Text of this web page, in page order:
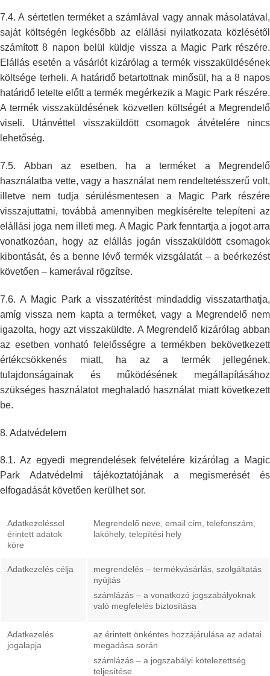
7.4. A sértetlen terméket a számlával vagy annak másolatával,
sajátköltségén legkésőbb az elállási nyilatkozata közlésétől
számított 8 napon belül küldje vissza a Magic Park részére.
Elállás esetén a vásárlótkizárólag a termék visszaküldésének
költsége terheli. A határidőbetartottnak minősül, ha a 8 napos
határidő letelte előtt a termék megérkezik a Magic Park részére.
A termék visszaküldésének közvetlen költségét a Megrendelő
viseli. Utánvéttel visszaküldött csomagok átvételérenincs
lehetőség.
7.5. Abban az esetben, ha a terméket a Megrendelő
használatba vette, vagy a használat nem rendeltetésszerű volt,
illetve nem tudja sérülésmentesen a Magic Park részére
visszajuttatni, továbbá amennyiben megkísérelte telepíteni az
elállási joga nem illeti meg. A Magic Park fenntartja a jogotarra
vonatkozóan, hogy az elállás jogán visszaküldött csomagok
kibontását, és a benne lévő termék vizsgálatát – a beérkezést
követően – kamerával rögzítse.
7.6. A Magic Park a visszatérítést mindaddig visszatarthatja,
amíg vissza nem kapta a terméket, vagy a Megrendelő nem
igazolta, hogy aztvisszaküldte. A Megrendelő kizárólag abban
az esetben vonható felelősségre a termékben bekövetkezett
értékcsökkenés miatt, ha az a termék jellegének,
tulajdonságainak és működésének megállapításához
szükséges használatotmeghaladó használat miatt következett
be.
8. Adatvédelem
8.1. Az egyedi megrendelések felvételére kizárólag a Magic
Park Adatvédelmi tájékoztatójának a megismerését és
elfogadását követően kerülhet sor.
Adatkezeléssel
érintett adatok
köre
Megrendelő neve, email cím, telefonszám,
lakóhely, telepítési hely
Adatkezelés célja
megrendelés – termékvásárlás, szolgáltatás
nyújtás
számlázás – a vonatkozó jogszabályoknak
való megfelelés biztosítása
Adatkezelés
jogalapja
az érintett önkéntes hozzájárulása az adatai
megadása során
számlázás – a jogszabályi kötelezettség
teljesítése